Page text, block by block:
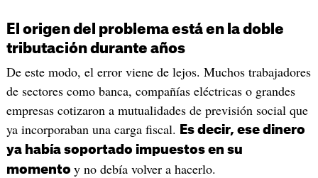
El origen del problema está en la doble
tributación durante años
De este modo, el error viene de lejos. Muchos trabajadores
de sectores como banca, compañías eléctricas o grandes
empresas cotizaron a mutualidades de previsión social que
ya incorporaban una carga fiscal.
Es decir, ese dinero
ya había soportado impuestos en su
momento y no debía volver a hacerlo.